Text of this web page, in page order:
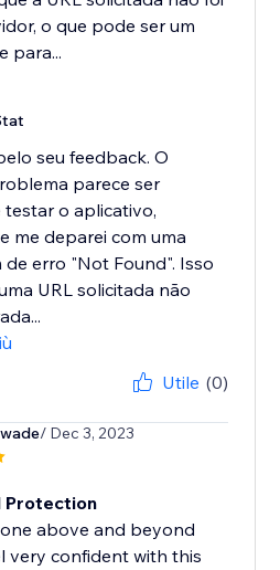
o que pode ser um
para...
seu feedback. O
parece ser
testar o aplicativo,
me deparei com uma
de erro "Not Found". Isso
URL solicitada não
Utile (0)
/ Dec 3, 2023
Protection
above and beyond
very confident with this